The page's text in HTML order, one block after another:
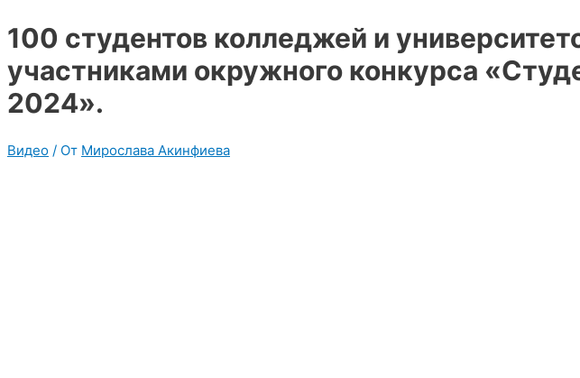
100 студентов колледжей и
участниками окружного конкурса
2024».
Видео / От Мирослава Акинфиева